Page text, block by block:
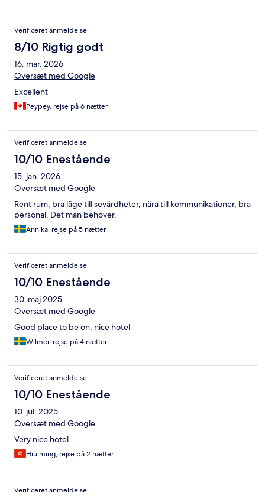
Verificeret anmeldelse
8/10 Rigtig godt
16. mar. 2026
Oversæt med Google
Excellent
Peypey, rejse på 6 nætter
Verificeret anmeldelse
10/10 Enestående
15. jan. 2026
Oversæt med Google
Rent rum, bra läge till sevärdheter, nära till kommunikationer, bra
personal. Det man behöver.
Annika, rejse på 5 nætter
Verificeret anmeldelse
10/10 Enestående
30. maj 2025
Oversæt med Google
Good place to be on, nice hotel
Wilmer, rejse på 4 nætter
Verificeret anmeldelse
10/10 Enestående
10. jul. 2025
Oversæt med Google
Very nice hotel
Hiu ming, rejse på 2 nætter
Verificeret anmeldelse